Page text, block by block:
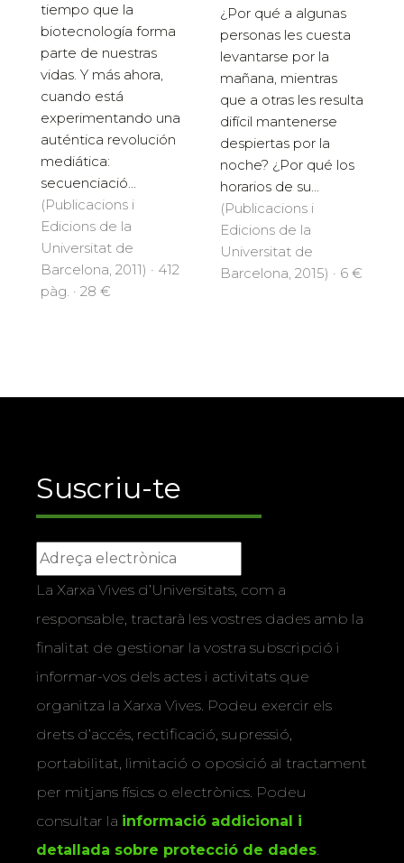
tiempo que la
biotecnología forma
parte de nuestras
vidas. Y más ahora,
cuando está
experimentando una
auténtica revolución
mediática:
secuenciació...
(Publicacions i
Edicions de la
Universitat de
Barcelona, 2011) · 412
pàg. · 28 €
¿Por qué a algunas
personas les cuesta
levantarse por la
mañana, mientras
que a otras les resulta
difícil mantenerse
despiertas por la
noche? ¿Por qué los
horarios de su...
(Publicacions i
Edicions de la
Universitat de
Barcelona, 2015) · 6 €
Suscriu-te
La Xarxa Vives d’Universitats, com a
responsable, tractarà les vostres dades amb la
finalitat de gestionar la vostra subscripció i
informar-vos dels actes i activitats que
organitza la Xarxa Vives. Podeu exercir els
drets d’accés, rectificació, supressió,
portabilitat, limitació o oposició al tractament
per mitjans físics o electrònics. Podeu
consultar la informació addicional i
detallada sobre protecció de dades.